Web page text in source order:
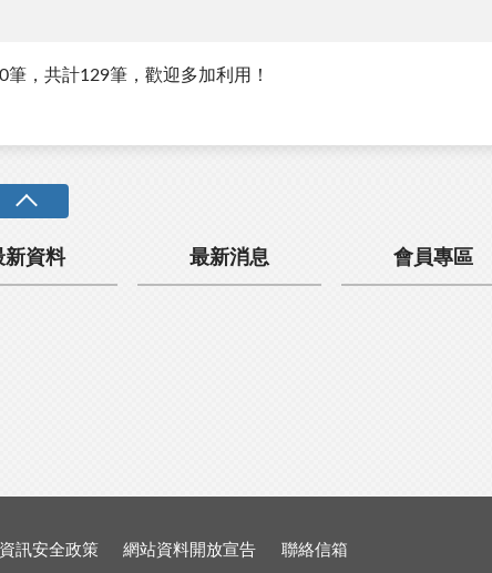
，共計129筆，歡迎多加利用！
新資料 最新消息 會員專區
資訊安全政策 網站資料開放宣告 聯絡信箱